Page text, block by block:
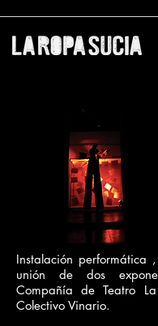
Instalación performática
unión de dos
Compañía de Teatro
Colectivo Vinario.